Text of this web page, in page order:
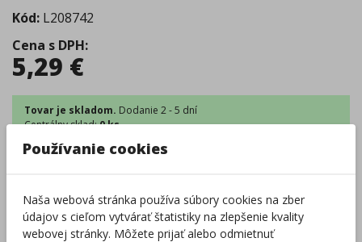
Kód: L208742
Cena s DPH:
5,29 €
Tovar je skladom. Dodanie 2 - 5 dní
Centrálny sklad:0 ks
Zobraziť dostupnosť v predajniach
– +
Používanie cookies
Naša webová stránka používa súbory cookies na zber
údajov s cieľom vytvárať štatistiky na zlepšenie kvality
webovej stránky. Môžete prijať alebo odmietnuť